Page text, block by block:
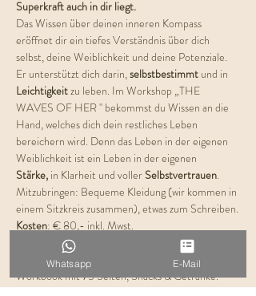
Superkraft auch in dir liegt.
Das Wissen über deinen inneren Kompass
eröffnet dir ein tiefes Verständnis über dich
selbst, deine Weiblichkeit und deine Potenziale.
Er unterstützt dich darin, selbstbestimmt und in
Leichtigkeit zu leben. Im Workshop „THE
WAVES OF HER " bekommst du Wissen an die
Hand, welches dich dein restliches Leben
bereichern wird. Denn das Leben in der eigenen
Weiblichkeit ist ein Leben in der eigenen
Stärke, in Klarheit und voller Selbstvertrauen.
Mitzubringen: Bequeme Kleidung (wir kommen in
einem Sitzkreis zusammen), etwas zum Schreiben.
Kosten: € 80,- inkl. Mwst.
>> Plätze begrenzt <<
Im Workshop inkl.: liebevoll gestaltetes
Workbook mit 75 Seiten, Snacks & Getränke.
Whatsapp E-Mail